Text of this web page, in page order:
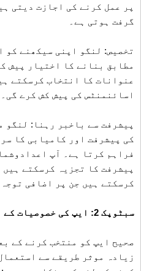
پر عمل کرنے کی اجازت دیتی
گرفت ہوتی ہے۔
تخصیص: لنگو اپنی سیکھنے کو
مطابق بنانے کا اختیار پیش
عنوانات کا انتخاب کرسکتے
اسائنمنٹس کی پیش کش کرے گی۔
پیشرفت سے باخبر رہنا: لنگو
کی پیشرفت اور کامیابی کا
فراہم کرتا ہے۔ آپ
پیشرفت کا تجزیہ کرسکتے ہیں
کرسکتے ہیں جن پر اضافی
سبٹوپک 2: ایپ کی خصوصیات کے استعمال کو بہتر بنانا
صحیح ایپ کو منتخب کرنے کے
زیادہ موثر طریقے سے